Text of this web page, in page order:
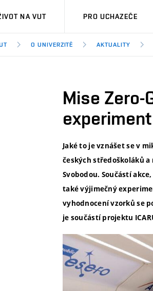
NA VUT PRO UCHAZEČE
O UNIVERZITĚ AKTUALITY
Mise Zero-
Jaké to je vznášet se v
českých středoškoláků a
Svobodou. Součástí
také výjimečný
vyhodnocení vzorků se
je součástí projektu